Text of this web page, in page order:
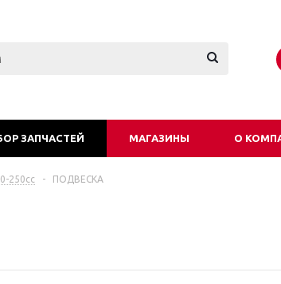
ЗАПЧАСТЕЙ МАГАЗИНЫ О
250сс - ПОДВЕСКА